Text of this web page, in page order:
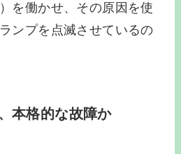
を働かせ、その原因を使
ンプを点滅させているの
本格的な故障か